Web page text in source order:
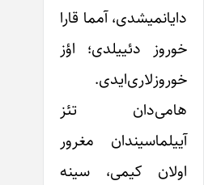
دایانمیشدی، آمما قارا
خوروز دئییلدی؛ اؤز
خوروزلاری‌ایدی.
هامی‌دان تئز
آییلماسیندان مغرور
اولان کیمی، سینه